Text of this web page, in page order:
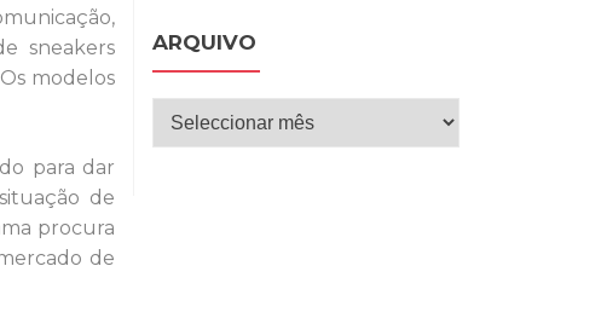
sneakers
modelos
para dar
de
procura
de
ARQUIVO
Arquivo